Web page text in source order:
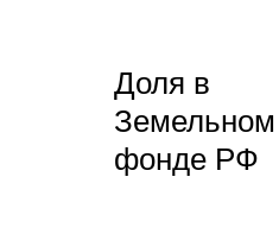
Доля в
Земельном
фонде РФ